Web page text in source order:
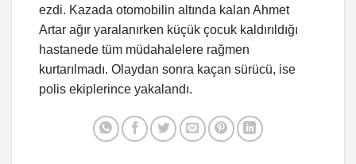
ezdi. Kazada otomobilin altında kalan Ahmet
Artar ağır yaralanırken küçük çocuk kaldırıldığı
hastanede tüm müdahalelere rağmen
kurtarılmadı. Olaydan sonra kaçan sürücü, ise
polis ekiplerince yakalandı.